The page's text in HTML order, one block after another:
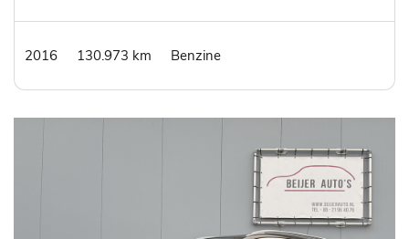
2016 130.973 km Benzine